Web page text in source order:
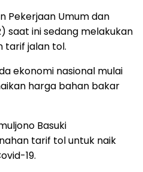
Pekerjaan Umum dan
saat ini sedang melakukan
tarif jalan tol.
ekonomi nasional mulai
harga bahan bakar
Basuki
tarif tol untuk naik
19.